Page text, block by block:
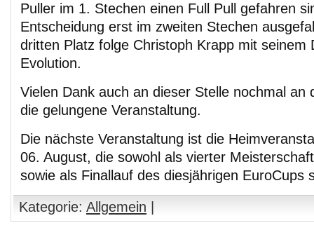
Puller im 1. Stechen einen Full Pull gefahren
Entscheidung erst im zweiten Stechen
dritten Platz folge Christoph Krapp mit seinem
Evolution.
Vielen Dank auch an dieser Stelle nochmal an
die gelungene Veranstaltung.
Die nächste Veranstaltung ist die
06. August, die sowohl als vierter
sowie als Finallauf des diesjährigen EuroCups
Kategorie: Allgemein